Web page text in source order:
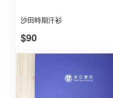
沙田時期汗衫
$90